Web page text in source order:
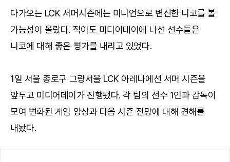
다가오는 LCK 서머시즌에는 미니언으로 변신한 니코를 볼
가능성이 올랐다. 적어도 미디어데이에 나선 선수들은
니코에 대해 좋은 평가를 내리고 있었다.
1일 서울 종로구 그랑서울 LCK 아레나에선 서머 시즌을
앞두고 미디어데이가 진행됐다. 각 팀의 선수 1인과 감독이
모여 변화된 게임 양상과 다음 시즌 전망에 대해 견해를
내놨다.